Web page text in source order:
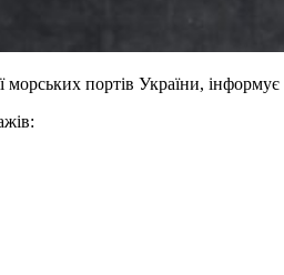
морських портів України, інформує